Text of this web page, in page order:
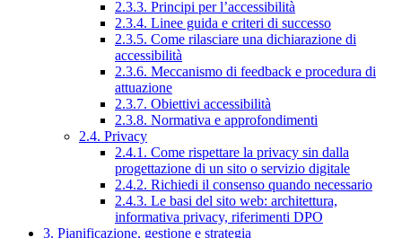
2.3.3. Principi per l’accessibilità
2.3.4. Linee guida e criteri di successo
2.3.5. Come rilasciare una dichiarazione di
accessibilità
2.3.6. Meccanismo di feedback e procedura di
attuazione
2.3.7. Obiettivi accessibilità
2.3.8. Normativa e approfondimenti
2.4. Privacy
2.4.1. Come rispettare la privacy sin dalla
progettazione di un sito o servizio digitale
2.4.2. Richiedi il consenso quando necessario
2.4.3. Le basi del sito web: architettura,
informativa privacy, riferimenti DPO
3. Pianificazione, gestione e strategia